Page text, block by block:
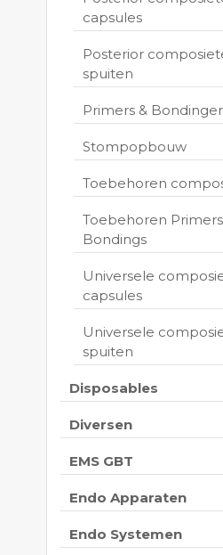
capsules
Posterior
spuiten
Primers &
Stompopbouw
Toebehoren
Toebehoren
Bondings
Universele
capsules
Universele
spuiten
Disposables
Diversen
EMS GBT
Endo Apparaten
Endo Systemen